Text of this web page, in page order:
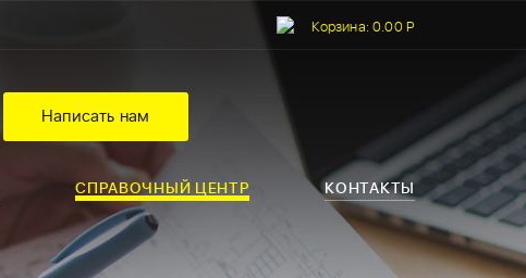
Корзина: 0.00 Р
Написать нам
СПРАВОЧНЫЙ ЦЕНТР КОНТАКТЫ